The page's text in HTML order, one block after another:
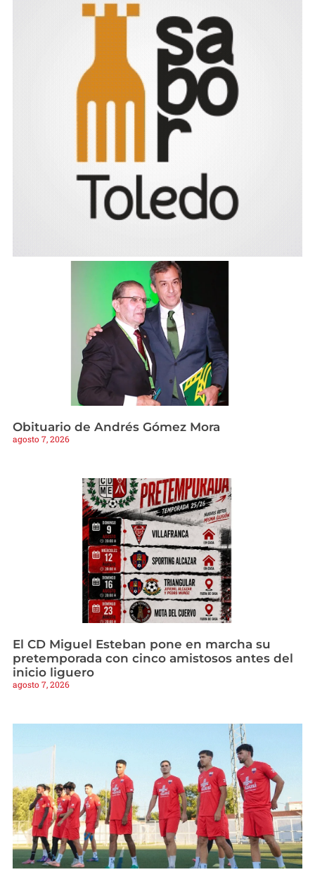
Obituario de Andrés Gómez Mora
agosto 7, 2026
El CD Miguel Esteban pone en marcha su
pretemporada con cinco amistosos antes del
inicio liguero
agosto 7, 2026